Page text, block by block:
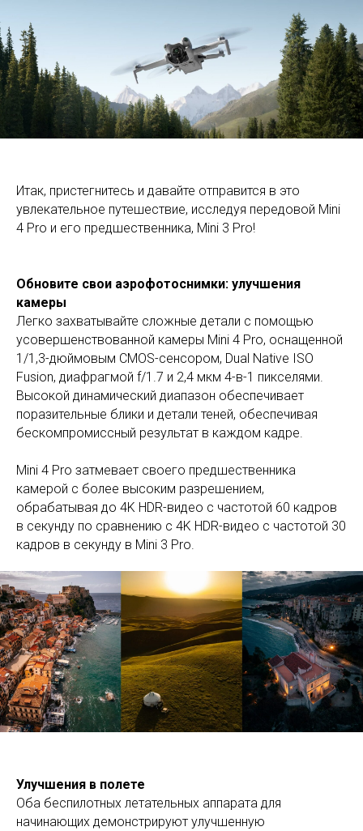
Итак, пристегнитесь и давайте отправится в это
увлекательное путешествие, исследуя передовой Mini
4 Pro и его предшественника, Mini 3 Pro!
Обновите свои аэрофотоснимки: улучшения
камеры
Легко захватывайте сложные детали с помощью
усовершенствованной камеры Mini 4 Pro, оснащенной
1/1,3-дюймовым CMOS-сенсором, Dual Native ISO
Fusion, диафрагмой f/1.7 и 2,4 мкм 4-в-1 пикселями.
Высокой динамический диапазон обеспечивает
поразительные блики и детали теней, обеспечивая
бескомпромиссный результат в каждом кадре.
Mini 4 Pro затмевает своего предшественника
камерой с более высоким разрешением,
обрабатывая до 4K HDR-видео с частотой 60 кадров
в секунду по сравнению с 4K HDR-видео с частотой 30
кадров в секунду в Mini 3 Pro.
Улучшения в полете
Оба беспилотных летательных аппарата для
начинающих демонстрируют улучшенную